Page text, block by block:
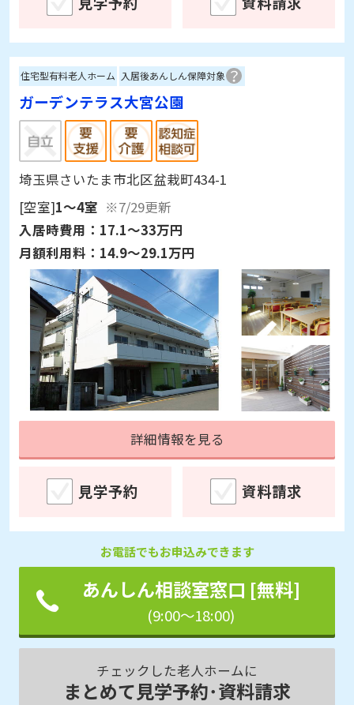
住宅型有料老人ホーム 入居後あんしん保障対象
ガーデンテラス大宮公園
埼玉県さいたま市北区盆栽町434-1
[空室]1～4室 ※7/29更新
入居時費用： 17.1～33万円
月額利用料： 14.9～29.1万円
詳細情報を見る
見学予約 資料請求
お電話でもお申込みできます
あんしん相談室窓口 [無料]
(9:00～18:00)
チェックした老人ホームに
まとめて見学予約･資料請求